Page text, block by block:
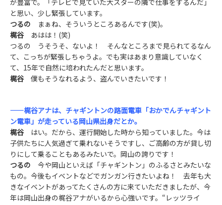
と思い、少し緊張しています。
つるの まぁね、そういうところあるんです(笑)。
梶谷あはは！(笑)
つるの うそうそ、ないよ！ そんなところまで見られてるなん
て、こっちが緊張しちゃうよ。でも実はあまり意識していなく
て、15年で自然に培われたんだと思います。
梶谷僕もそうなれるよう、盗んでいきたいです！
——梶谷アナは、チャギントンの路面電車「おかでんチャギント
ン電車」が走っている岡山県出身だとか。
梶谷はい。だから、運行開始した時から知っていました。今は
子供たちに人気過ぎて乗れないそうですし、ご高齢の方が貸し切
りにして乗ることもあるみたいで。岡山の誇りです！
つるの 今や岡山といえば「チャギントン」のふるさとみたいな
もの。今後もイベントなどでガンガン行きたいよね！ 去年も大
きなイベントがあってたくさんの方に来ていただきましたが、今
年は岡山出身の梶谷アナがいるから心強いです。“レッツライ